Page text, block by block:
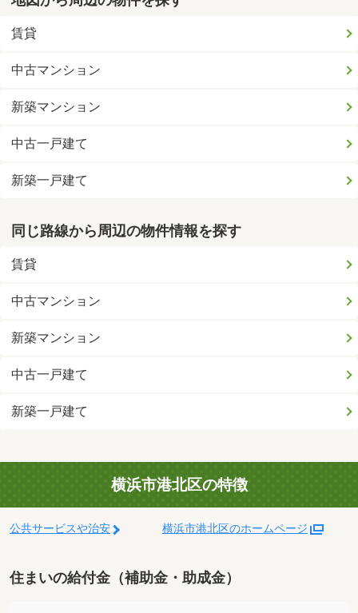
賃貸
中古マンション
新築マンション
中古一戸建て
新築一戸建て
同じ路線から周辺の物件情報を探す
賃貸
中古マンション
新築マンション
中古一戸建て
新築一戸建て
横浜市港北区の特徴
公共サービスや治安 横浜市港北区のホームページ
住まいの給付金（補助金・助成金）